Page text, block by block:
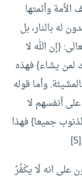
وأئمتها
له بالنار، بل
{إن الله لا
لمن يشاء} فهذه
وأما قوله
أنفسهم لا
جميعا} فهذا
[5]
على انه لَا يكْفُرُ